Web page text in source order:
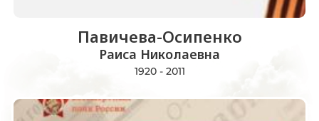
Павичева-Осипенко
Раиса Николаевна
1920 - 2011